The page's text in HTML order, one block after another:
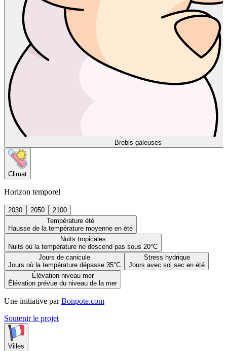
Brebis galeuses
Climat
Horizon temporel
2030 2050
2100
Température été
Hausse de la température moyenne en été
Nuits tropicales
Nuits où la température ne descend pas sous 20°C
Jours de canicule
Jours où la température dépasse 35°C
Stress hydrique
Jours avec sol sec en été
Élévation niveau mer
Élévation prévue du niveau de la mer
Une initiative par Bonpote.com
Soutenir le projet
Villes